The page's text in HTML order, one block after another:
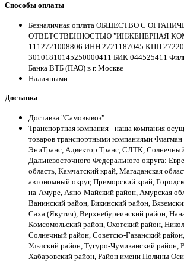
Способы оплаты
Безналичная оплата ОБЩЕСТВО С
ОТВЕТСТВЕННОСТЬЮ "ИНЖЕНЕРНАЯ
1112721008806 ИНН 2721187045 КПП
30101810145250000411 БИК 044525411
Банка ВТБ (ПАО) в г. Москве
Наличными
Доставка
Доставка "Самовывоз"
Транспортная компания - наша компания
товаров транспортными компаниями
ЭниТранс, Адвектор Транс, СЛТК,
Дальневосточного Федерального округа:
область, Камчатский край, Магаданская
автономный округ, Приморский край,
на-Амуре, Аяно-Майский район, Амурская
Ванинский район, Бикинский район,
Саха (Якутия), Верхнебуреинский район,
Комсомольский район, Охотский район,
Солнечный район, Советско-Гаванский
Ульчский район, Тугуро-Чумиканский район,
Хабаровский район, Район имени Полины